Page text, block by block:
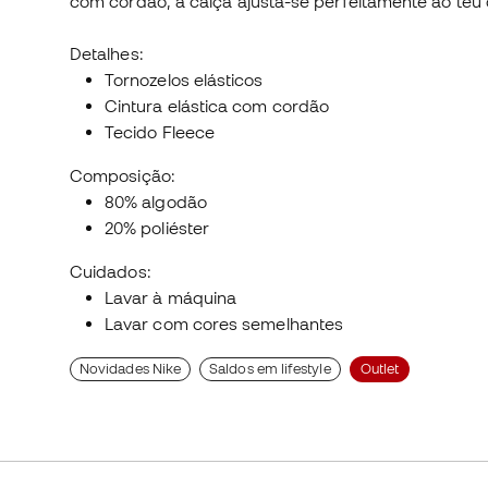
Detalhes:
Tornozelos elásticos
Cintura elástica com cordão
Tecido Fleece
Composição:
80% algodão
20% poliéster
Cuidados:
Lavar à máquina
Lavar com cores semelhantes
Novidades Nike Saldos em lifestyle Outlet